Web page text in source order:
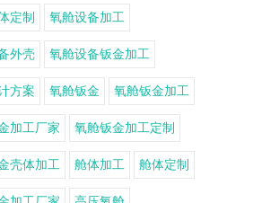
定制 氧舱设备加工
外壳 氧舱设备钣金加工
方案 氧舱钣金 氧舱钣金加工
加工厂家 氧舱钣金加工定制
壳体加工 舱体加工 舱体定制